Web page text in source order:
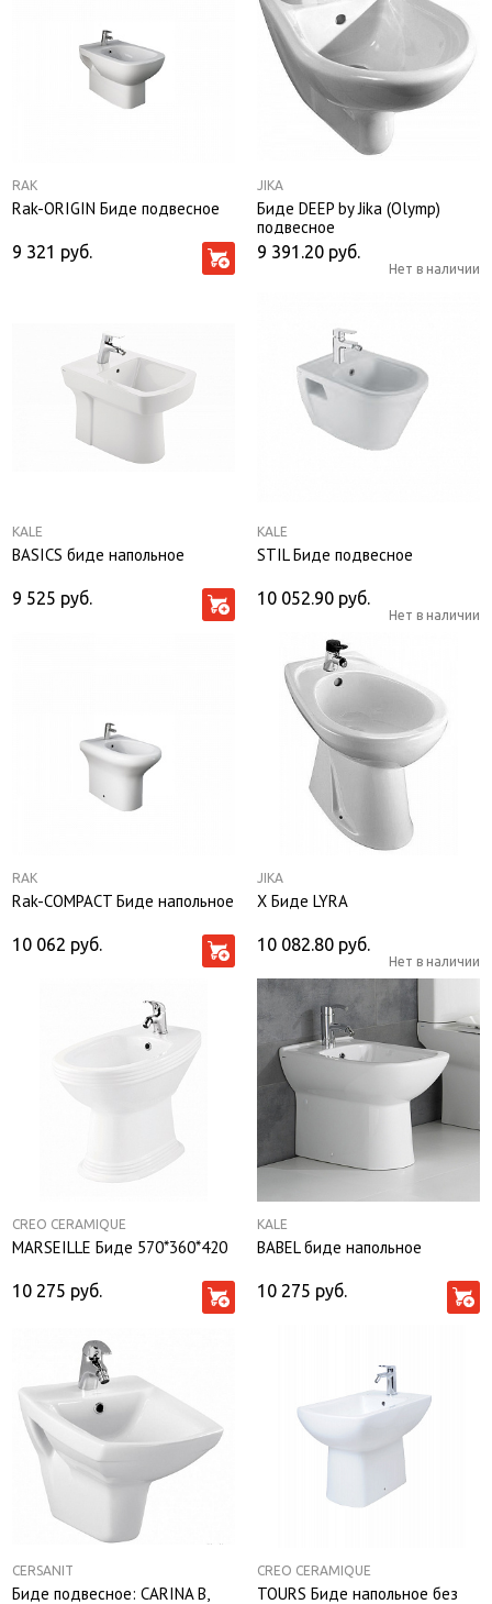
RAK
Rak-ORIGIN Биде подвесное
9 321 руб.
JIKA
Биде DEEP by Jika (Olymp)
подвесное
9 391.20 руб.
Нет в наличии
KALE
BASICS биде напольное
9 525 руб.
KALE
STIL Биде подвесное
10 052.90 руб.
Нет в наличии
RAK
Rak-COMPACT Биде напольное
10 062 руб.
JIKA
Х Биде LYRA
10 082.80 руб.
Нет в наличии
CREO CERAMIQUE
MARSEILLE Биде 570*360*420
10 275 руб.
KALE
BABEL биде напольное
10 275 руб.
CERSANIT
Биде подвесное: CARINA В,
CREO CERAMIQUE
TOURS Биде напольное без